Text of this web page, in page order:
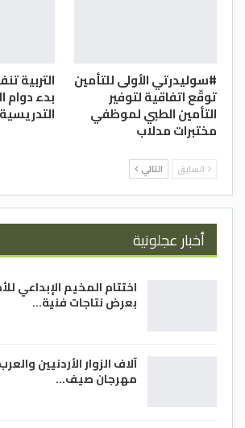
#سوليدرتي الأولى للتأمين
توقّع اتفاقية لتوفير
التأمين الطبي لموظفي
مختبرات مدلاب
التربية
بدء دوام
التدريسية
السابق التالي
أخبار عجلونية
اختتام المخيم الإبداعي
بعرض نتاجات فنية…
آلاف الزوار الأردنيين
مهرجان صيف…